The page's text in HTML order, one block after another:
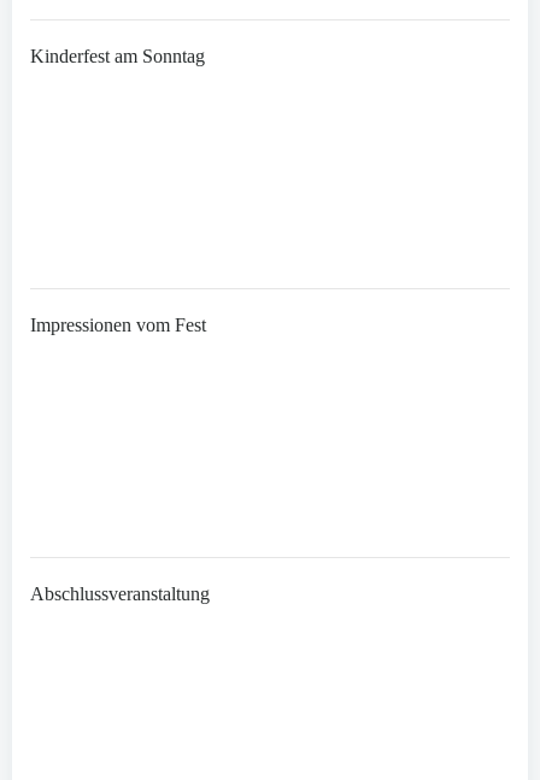
Kinderfest am Sonntag
Impressionen vom Fest
Abschlussveranstaltung